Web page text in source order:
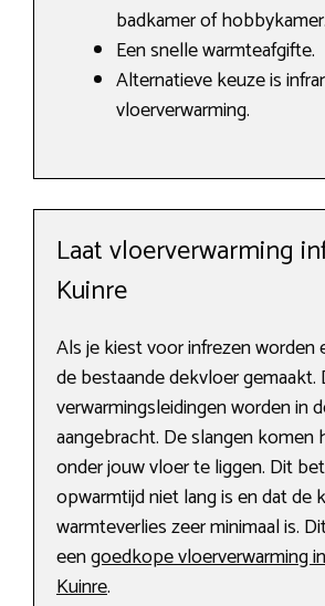
badkamer of hobbykamer.
Een snelle warmteafgifte.
Alternatieve keuze is
vloerverwarming.
Laat vloerverwarming
Kuinre
Als je kiest voor infrezen worden
de bestaande dekvloer gemaakt.
verwarmingsleidingen worden in
aangebracht. De slangen
onder jouw vloer te liggen. Dit
opwarmtijd niet lang is en dat de
warmteverlies zeer minimaal is.
eengoedkope vloerverwarming
Kuinre.